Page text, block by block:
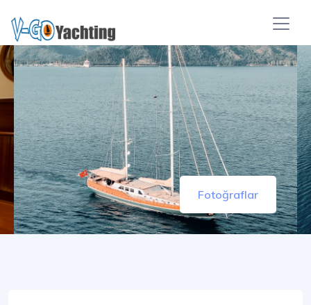
Fotoğraflar